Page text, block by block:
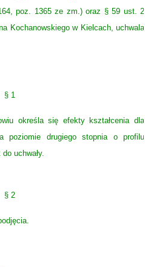
poz. 1365 ze zm.) oraz § 59 ust. 2
Kochanowskiego w Kielcach, uchwala
§ 1
określa się efekty kształcenia dla
poziomie
drugiego stopnia o profilu
uchwały.
§ 2